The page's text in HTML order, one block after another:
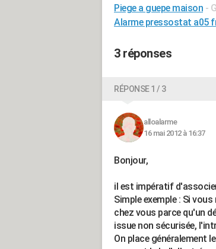
Piege a guepe maison -
Alarme pressostat a05
3 réponses
RÉPONSE 1 / 3
alloalarme
16 mai 2012 à 16:37
Bonjour,
il est impératif
Simple exemple : Si
chez vous parce qu'un
issue non sécurisée,
On place généralement